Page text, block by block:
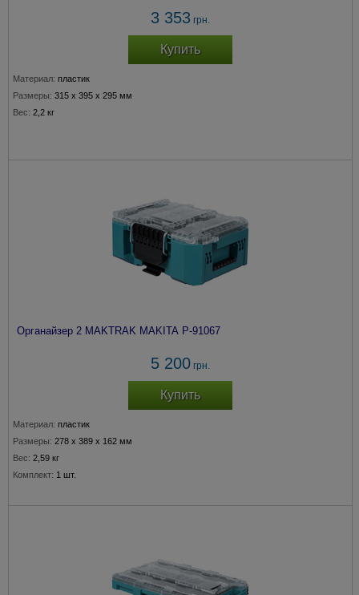
3 353 грн.
Купить
Материал: пластик
Размеры: 315 x 395 x 295 мм
Вес: 2,2 кг
Органайзер 2 MAKTRAK MAKITA P-91067
5 200 грн.
Купить
Материал: пластик
Размеры: 278 x 389 x 162 мм
Вес: 2,59 кг
Комплект: 1 шт.